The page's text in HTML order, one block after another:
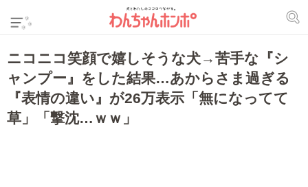
ニコニコ笑顔で嬉しそうな犬→苦手な『シ
ャンプー』をした結果…あからさま過ぎる
『表情の違い』が26万表示「無になってて
草」「撃沈…ｗｗ」